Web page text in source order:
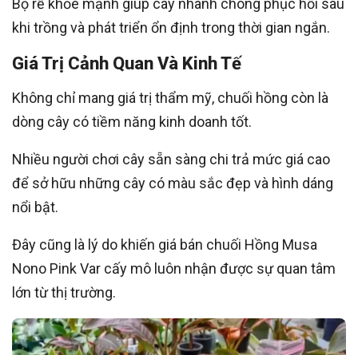
Bộ rễ khỏe mạnh giúp cây nhanh chóng phục hồi sau
khi trồng và phát triển ổn định trong thời gian ngắn.
Giá Trị Cảnh Quan Và Kinh Tế
Không chỉ mang giá trị thẩm mỹ, chuối hồng còn là
dòng cây có tiềm năng kinh doanh tốt.
Nhiều người chơi cây sẵn sàng chi trả mức giá cao
để sở hữu những cây có màu sắc đẹp và hình dáng
nổi bật.
Đây cũng là lý do khiến giá bán chuối Hồng Musa
Nono Pink Var cấy mô luôn nhận được sự quan tâm
lớn từ thị trường.